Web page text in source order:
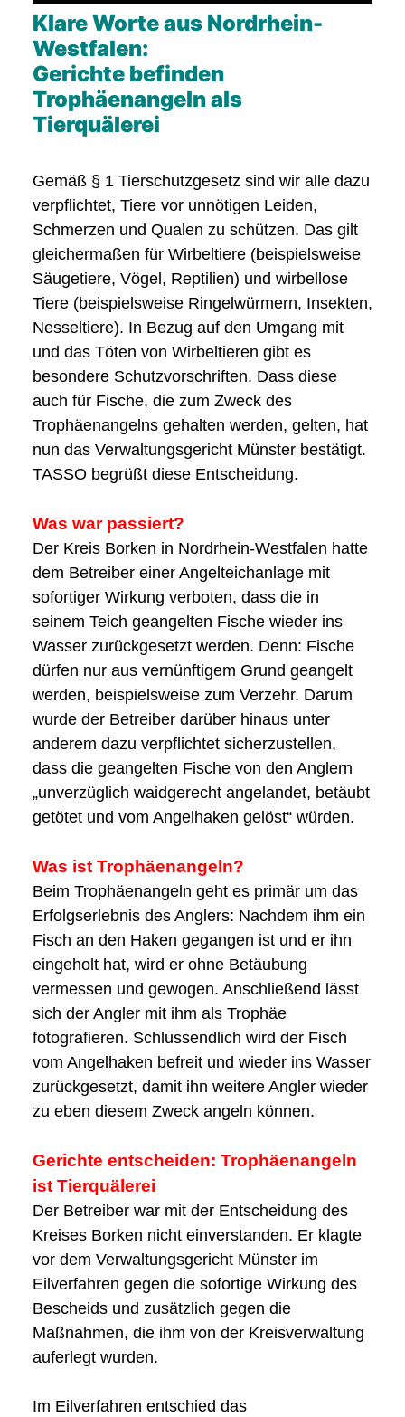
Klare Worte aus Nordrhein-
Westfalen:
Gerichte befinden
Trophäenangeln als
Tierquälerei
Gemäß § 1 Tierschutzgesetz sind wir alle dazu
verpflichtet, Tiere vor unnötigen Leiden,
Schmerzen und Qualen zu schützen. Das gilt
gleichermaßen für Wirbeltiere (beispielsweise
Säugetiere, Vögel, Reptilien) und wirbellose
Tiere (beispielsweise Ringelwürmern, Insekten,
Nesseltiere). In Bezug auf den Umgang mit
und das Töten von Wirbeltieren gibt es
besondere Schutzvorschriften. Dass diese
auch für Fische, die zum Zweck des
Trophäenangelns gehalten werden, gelten, hat
nun das Verwaltungsgericht Münster bestätigt.
TASSO begrüßt diese Entscheidung.
Was war passiert?
Der Kreis Borken in Nordrhein-Westfalen hatte
dem Betreiber einer Angelteichanlage mit
sofortiger Wirkung verboten, dass die in
seinem Teich geangelten Fische wieder ins
Wasser zurückgesetzt werden. Denn: Fische
dürfen nur aus vernünftigem Grund geangelt
werden, beispielsweise zum Verzehr. Darum
wurde der Betreiber darüber hinaus unter
anderem dazu verpflichtet sicherzustellen,
dass die geangelten Fische von den Anglern
„unverzüglich waidgerecht angelandet, betäubt
getötet und vom Angelhaken gelöst“ würden.
Was ist Trophäenangeln?
Beim Trophäenangeln geht es primär um das
Erfolgserlebnis des Anglers: Nachdem ihm ein
Fisch an den Haken gegangen ist und er ihn
eingeholt hat, wird er ohne Betäubung
vermessen und gewogen. Anschließend lässt
sich der Angler mit ihm als Trophäe
fotografieren. Schlussendlich wird der Fisch
vom Angelhaken befreit und wieder ins Wasser
zurückgesetzt, damit ihn weitere Angler wieder
zu eben diesem Zweck angeln können.
Gerichte entscheiden: Trophäenangeln
ist Tierquälerei
Der Betreiber war mit der Entscheidung des
Kreises Borken nicht einverstanden. Er klagte
vor dem Verwaltungsgericht Münster im
Eilverfahren gegen die sofortige Wirkung des
Bescheids und zusätzlich gegen die
Maßnahmen, die ihm von der Kreisverwaltung
auferlegt wurden.
Im Eilverfahren entschied das